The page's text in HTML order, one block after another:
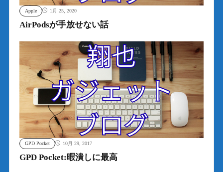
Apple 1月 25, 2020
AirPodsが手放せない話
GPD Pocket 10月 29, 2017
GPD Pocket:暇潰しに最高